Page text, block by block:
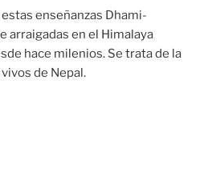
enseñanzas Dhami-
arraigadas en el Himalaya
hace milenios. Se trata de la
de Nepal.